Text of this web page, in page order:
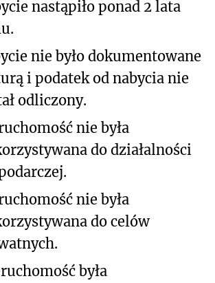
nastąpiło ponad 2 lata
nie było dokumentowane
i podatek od nabycia nie
odliczony.
nie była
do działalności
nie była
do celów
była